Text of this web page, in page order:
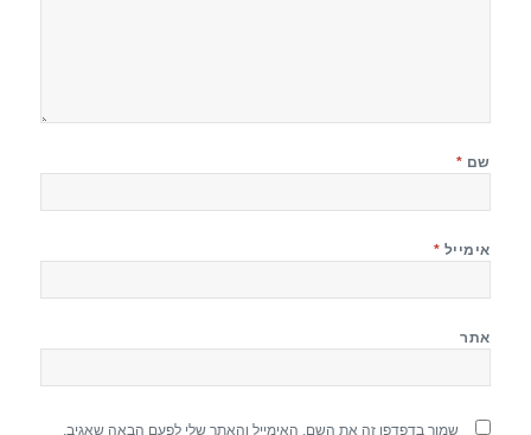
שם *
אימייל *
אתר
שמור בדפדפן זה את השם, האימייל והאתר שלי לפעם הבאה שאגיב.